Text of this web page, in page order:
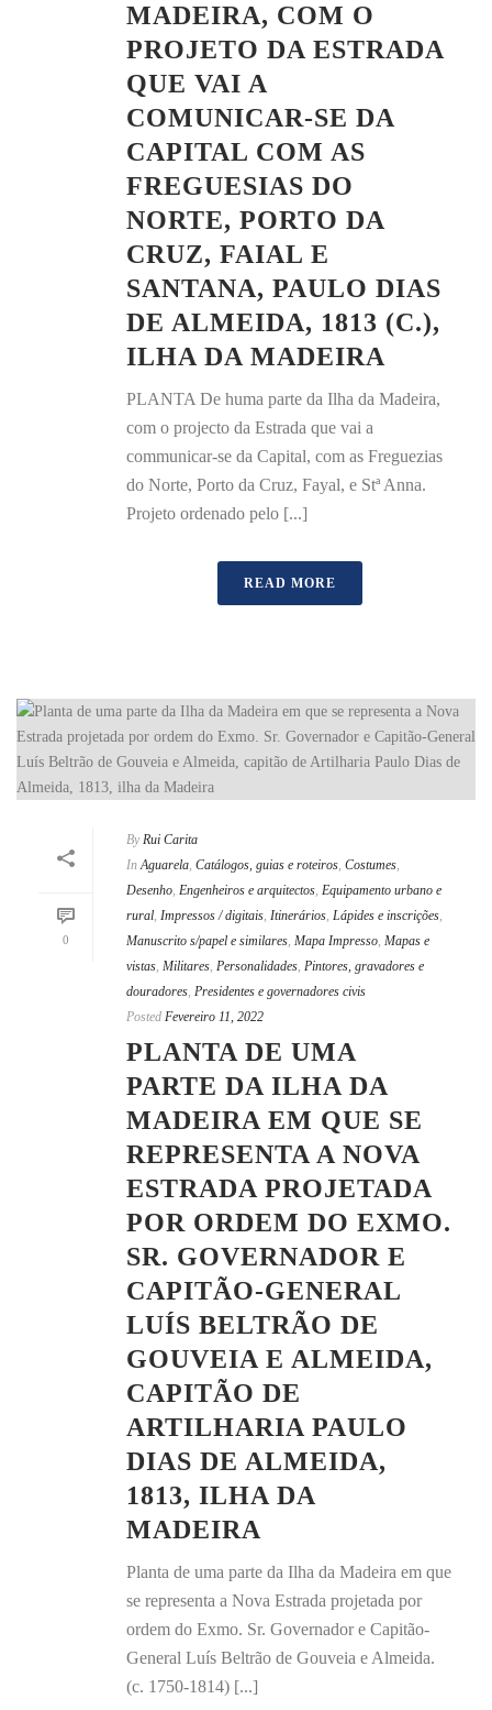
MADEIRA, COM O
PROJETO DA ESTRADA
QUE VAI A
COMUNICAR-SE DA
CAPITAL COM AS
FREGUESIAS DO
NORTE, PORTO DA
CRUZ, FAIAL E
SANTANA, PAULO DIAS
DE ALMEIDA, 1813 (C.),
ILHA DA MADEIRA
PLANTA De huma parte da Ilha da Madeira,
com o projecto da Estrada que vai a
communicar-se da Capital, com as Freguezias
do Norte, Porto da Cruz, Fayal, e Stª Anna.
Projeto ordenado pelo [...]
READ MORE
0
By Rui Carita
In Aguarela, Catálogos, guias e roteiros, Costumes,
Desenho, Engenheiros e arquitectos, Equipamento urbano e
rural, Impressos / digitais, Itinerários, Lápides e inscrições,
Manuscrito s/papel e similares, Mapa Impresso, Mapas e
vistas, Militares, Personalidades, Pintores, gravadores e
douradores, Presidentes e governadores civis
Posted Fevereiro 11, 2022
PLANTA DE UMA
PARTE DA ILHA DA
MADEIRA EM QUE SE
REPRESENTA A NOVA
ESTRADA PROJETADA
POR ORDEM DO EXMO.
SR. GOVERNADOR E
CAPITÃO-GENERAL
LUÍS BELTRÃO DE
GOUVEIA E ALMEIDA,
CAPITÃO DE
ARTILHARIA PAULO
DIAS DE ALMEIDA,
1813, ILHA DA
MADEIRA
Planta de uma parte da Ilha da Madeira em que
se representa a Nova Estrada projetada por
ordem do Exmo. Sr. Governador e Capitão-
General Luís Beltrão de Gouveia e Almeida.
(c. 1750-1814) [...]